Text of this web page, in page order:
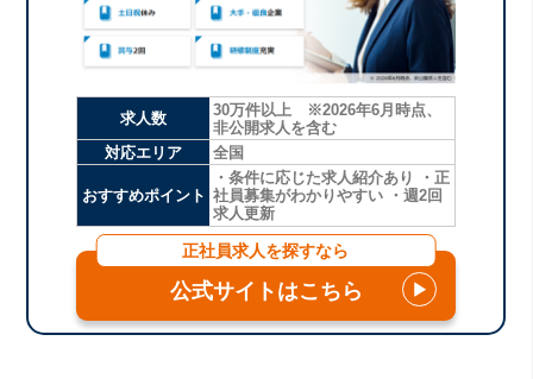
求人数
30万件以上 ※2026年6月時点、
非公開求人を含む
対応エリア
全国
おすすめポイント
・条件に応じた求人紹介あり ・正
社員募集がわかりやすい ・週2回
求人更新
正社員求人を探すなら
公式サイトはこちら ▶